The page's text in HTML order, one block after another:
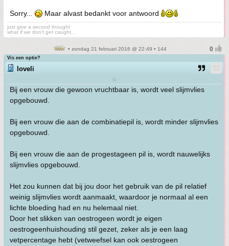
Sorry... Maar alvast bedankt voor antwoord
just give a second thought
what if we don't get caught...
• zondag 21 februari 2016 @ 22:49 • 144
Vis een optie?
loveli
N
Bij een vrouw die gewoon vruchtbaar is, wordt veel slijmvlies
opgebouwd.
Bij een vrouw die aan de combinatiepil is, wordt minder slijmvlies
opgebouwd.
Bij een vrouw die aan de progestageen pil is, wordt nauwelijks
slijmvlies opgebouwd.
Het zou kunnen dat bij jou door het gebruik van de pil relatief
weinig slijmvlies wordt aanmaakt, waardoor je normaal al een
lichte bloeding had en nu helemaal niet.
Door het slikken van oestrogeen wordt je eigen
oestrogeenhuishouding stil gezet, zeker als je een laag
vetpercentage hebt (vetweefsel kan ook oestrogeen